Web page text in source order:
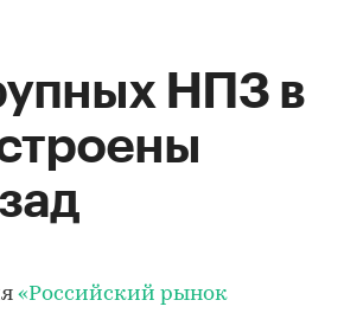
НПЗ в
«Российский рынок